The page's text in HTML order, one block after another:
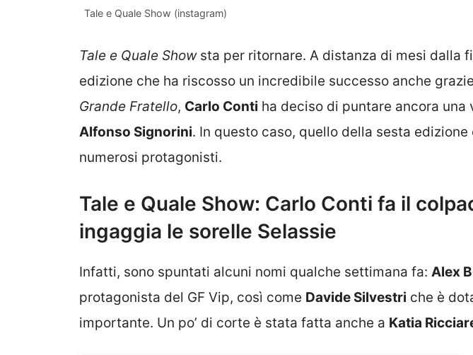
Tale e Quale Show (instagram)
Tale e Quale Showsta per ritornare. A distanza di mesi dalla
edizione che ha riscosso un incredibile successo anche
Grande Fratello, Carlo Conti ha deciso di puntare ancora una
Alfonso Signorini. In questo caso, quello della sesta
numerosi protagonisti.
Tale e Quale Show: Carlo Conti fa il
ingaggia le sorelle Selassie
Infatti, sono spuntati alcuni nomi qualche settimana fa: Alex
protagonista del GF Vip, così come Davide Silvestri che è
importante. Un po’ di corte è stata fatta anche a Katia